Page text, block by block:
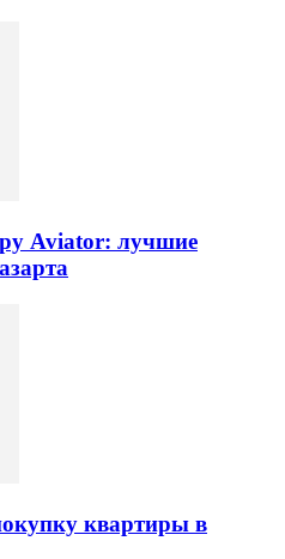
Aviator: лучшие
квартиры в